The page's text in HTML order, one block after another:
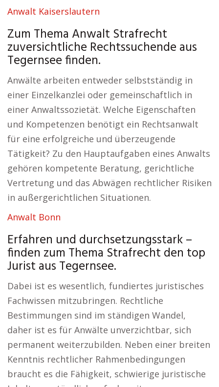
Anwalt Kaiserslautern
Zum Thema Anwalt Strafrecht
zuversichtliche Rechtssuchende aus
Tegernsee finden.
Anwälte arbeiten entweder selbstständig in
einer Einzelkanzlei oder gemeinschaftlich in
einer Anwaltssozietät. Welche Eigenschaften
und Kompetenzen benötigt ein Rechtsanwalt
für eine erfolgreiche und überzeugende
Tätigkeit? Zu den Hauptaufgaben eines Anwalts
gehören kompetente Beratung, gerichtliche
Vertretung und das Abwägen rechtlicher Risiken
in außergerichtlichen Situationen.
Anwalt Bonn
Erfahren und durchsetzungsstark –
finden zum Thema Strafrecht den top
Jurist aus Tegernsee.
Dabei ist es wesentlich, fundiertes juristisches
Fachwissen mitzubringen. Rechtliche
Bestimmungen sind im ständigen Wandel,
daher ist es für Anwälte unverzichtbar, sich
permanent weiterzubilden. Neben einer breiten
Kenntnis rechtlicher Rahmenbedingungen
braucht es die Fähigkeit, schwierige juristische